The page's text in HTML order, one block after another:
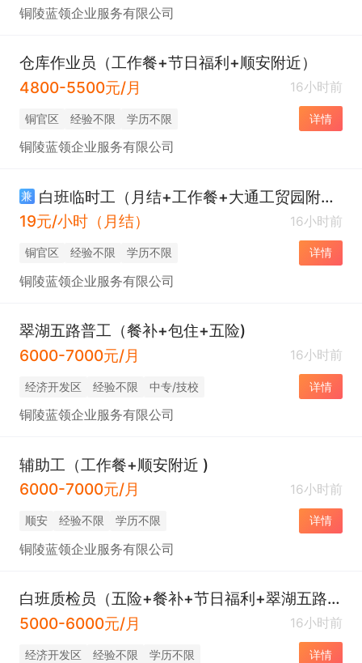
铜陵蓝领企业服务有限公司
仓库作业员（工作餐+节日福利+顺安附近）
4800-5500元/月
16小时前
铜官区 经验不限 学历不限 详情
铜陵蓝领企业服务有限公司
兼
白班临时工（月结+工作餐+大通工贸园附近）
19元/小时（月结）
16小时前
铜官区 经验不限 学历不限 详情
铜陵蓝领企业服务有限公司
翠湖五路普工（餐补+包住+五险)
6000-7000元/月
16小时前
经济开发区 经验不限 中专/技校 详情
铜陵蓝领企业服务有限公司
辅助工（工作餐+顺安附近 )
6000-7000元/月
16小时前
顺安 经验不限 学历不限 详情
铜陵蓝领企业服务有限公司
白班质检员（五险+餐补+节日福利+翠湖五路附近）
5000-6000元/月
16小时前
经济开发区 经验不限 学历不限 详情